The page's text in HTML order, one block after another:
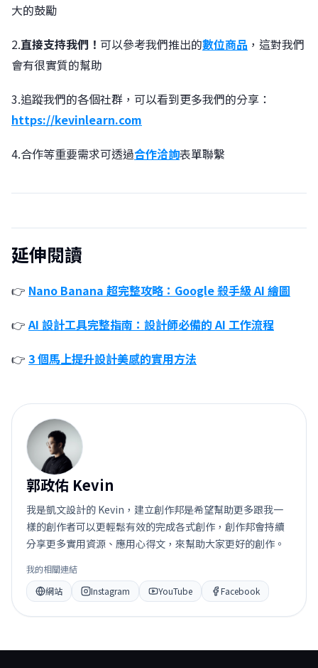
大的鼓勵
2.直接支持我們！ 可以參考我們推出的數位商品 ，這對我們
會有很實質的幫助
3.追蹤我們的各個社群，可以看到更多我們的分享：
https://kevinlearn.com
4.合作等重要需求可透過合作洽詢表單聯繫
延伸閱讀
👉 Nano Banana 超完整攻略：Google 殺手級 AI 繪圖
👉 AI 設計工具完整指南：設計師必備的 AI 工作流程
👉 3 個馬上提升設計美感的實用方法
郭
郭政佑 Kevin
我是凱文設計的 Kevin，建立創作邦是希望幫助更多跟我一
樣的創作者可以更輕鬆有效的完成各式創作，創作邦會持續
分享更多實用資源、應用心得文，來幫助大家更好的創作。
我的相關連結
網站
Instagram YouTube Facebook